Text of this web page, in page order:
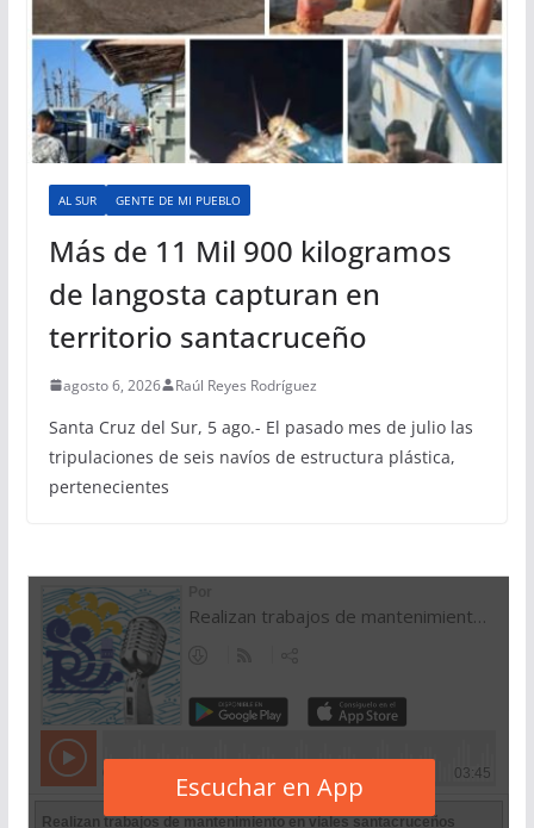
AL SUR GENTE DE MI PUEBLO
Más de 11 Mil 900 kilogramos
de langosta capturan en
territorio santacruceño
agosto 6, 2026 Raúl Reyes Rodríguez
Santa Cruz del Sur, 5 ago.- El pasado mes de julio las
tripulaciones de seis navíos de estructura plástica,
pertenecientes